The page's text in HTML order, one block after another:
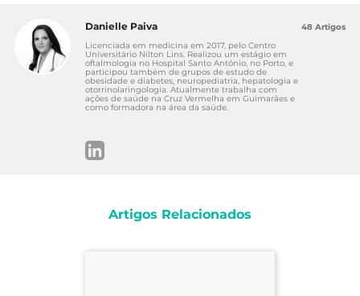
Danielle Paiva
Licenciada em medicina em 2017, pelo Centro
Universitário Nilton Lins. Realizou um estágio em
oftalmologia no Hospital Santo António, no Porto, e
participou também de grupos de estudo de
obesidade e diabetes, neuropediatria, hepatologia e
otorrinolaringologia. Atualmente trabalha com
ações de saúde na Cruz Vermelha em Guimarães e
como formadora na área da saúde.
48 Artigos
Artigos Relacionados